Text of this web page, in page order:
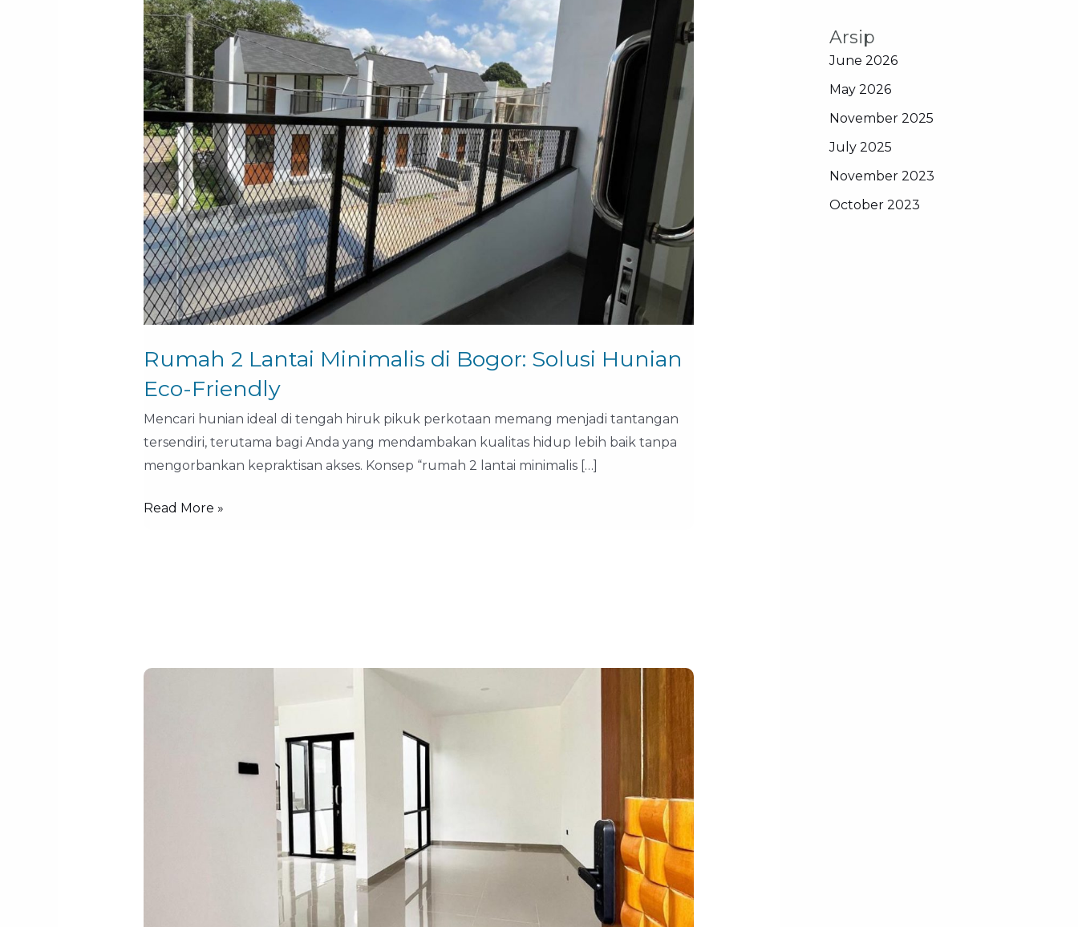
Rumah 2 Lantai Minimalis di Bogor: Solusi Hunian
Eco-Friendly
Mencari hunian ideal di tengah hiruk pikuk perkotaan memang menjadi tantangan
tersendiri, terutama bagi Anda yang mendambakan kualitas hidup lebih baik tanpa
mengorbankan kepraktisan akses. Konsep “rumah 2 lantai minimalis […]
Lantai
Minimalis
di
Bogor:
Solusi
Hunian
Eco-
Friendly
Read More »
Jual
Arsip
June 2026
May 2026
November 2025
July 2025
November 2023
October 2023